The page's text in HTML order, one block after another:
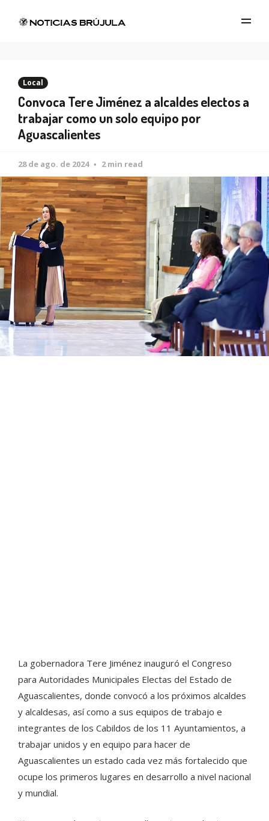
Local
Convoca Tere Jiménez a alcaldes electos a
trabajar como un solo equipo por
Aguascalientes
28 de ago. de 2024 2 min read
La gobernadora Tere Jiménez inauguró el Congreso
para Autoridades Municipales Electas del Estado de
Aguascalientes, donde convocó a los próximos alcaldes
y alcaldesas, así como a sus equipos de trabajo e
integrantes de los Cabildos de los 11 Ayuntamientos, a
trabajar unidos y en equipo para hacer de
Aguascalientes un estado cada vez más fortalecido que
ocupe los primeros lugares en desarrollo a nivel nacional
y mundial.